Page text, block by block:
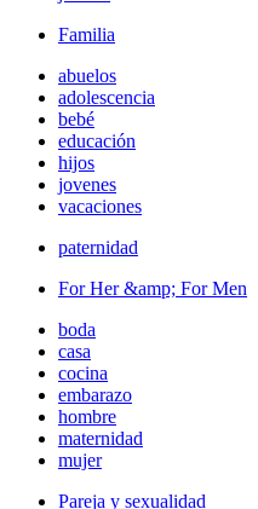
Familia
abuelos
adolescencia
bebé
educación
hijos
jovenes
vacaciones
paternidad
For Her &amp; For Men
boda
casa
cocina
embarazo
hombre
maternidad
mujer
Pareja y sexualidad